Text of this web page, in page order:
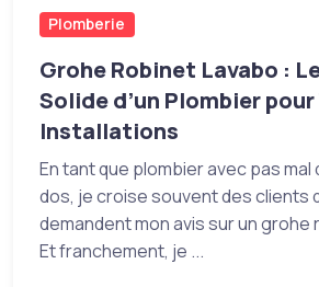
Plomberie
Grohe Robinet Lavabo :
Solide d’un Plombier pour
Installations
En tant que plombier avec pas mal
dos, je croise souvent des clients
demandent mon avis sur un grohe
Et franchement, je ...